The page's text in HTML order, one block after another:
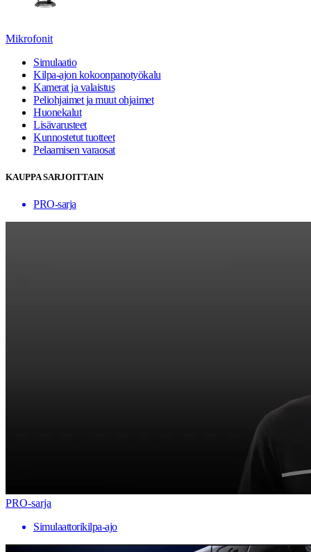
Mikrofonit
Simulaatio
Kilpa-ajon kokoonpanotyökalu
Kamerat ja valaistus
Peliohjaimet ja muut ohjaimet
Huonekalut
Lisävarusteet
Kunnostetut tuotteet
Pelaamisen varaosat
KAUPPA SARJOITTAIN
PRO-sarja
PRO-sarja
Simulaattorikilpa-ajo